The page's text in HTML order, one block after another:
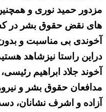
مزدور حمید نوری و
های نقض حقوق بشر در
آخوندی بی مناسبت و
دراین راستا نیزشاهد
آخوند جلاد ابراهیم
مدافعان حقوق بشر و
آزاده و اشرف نشانان،